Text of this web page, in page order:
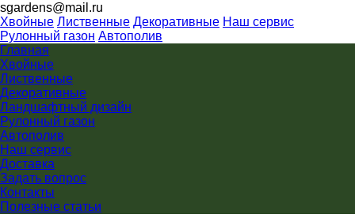
sgardens@mail.ru
Хвойные Лиственные Декоративные Наш сервис
Рулонный газон Автополив
Главная
Хвойные
Лиственные
Декоративные
Ландшафтный дизайн
Рулонный газон
Автополив
Наш сервис
Доставка
Задать вопрос
Контакты
Полезные статьи